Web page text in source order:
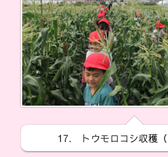
17. トウモロコシ収